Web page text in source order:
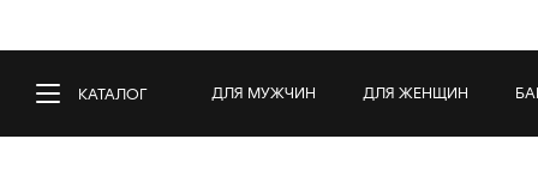
КАТАЛОГ ДЛЯ МУЖЧИН ДЛЯ ЖЕНЩИН